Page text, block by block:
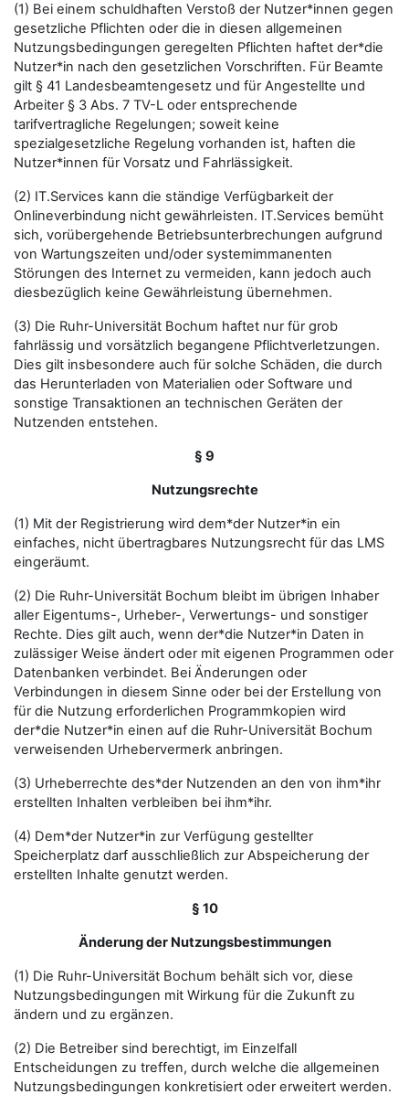
(1) Bei einem schuldhaften Verstoß der Nutzer*innen gegen
gesetzliche Pflichten oder die in diesen allgemeinen
Nutzungsbedingungen geregelten Pflichten haftet der*die
Nutzer*in nach den gesetzlichen Vorschriften. Für Beamte
gilt § 41 Landesbeamtengesetz und für Angestellte und
Arbeiter § 3 Abs. 7 TV-L oder entsprechende
tarifvertragliche Regelungen; soweit keine
spezialgesetzliche Regelung vorhanden ist, haften die
Nutzer*innen für Vorsatz und Fahrlässigkeit.
(2) IT.Services kann die ständige Verfügbarkeit der
Onlineverbindung nicht gewährleisten. IT.Services bemüht
sich, vorübergehende Betriebsunterbrechungen aufgrund
von Wartungszeiten und/oder systemimmanenten
Störungen des Internet zu vermeiden, kann jedoch auch
diesbezüglich keine Gewährleistung übernehmen.
(3) Die Ruhr-Universität Bochum haftet nur für grob
fahrlässig und vorsätzlich begangene Pflichtverletzungen.
Dies gilt insbesondere auch für solche Schäden, die durch
das Herunterladen von Materialien oder Software und
sonstige Transaktionen an technischen Geräten der
Nutzenden entstehen.
§ 9
Nutzungsrechte
(1) Mit der Registrierung wird dem*der Nutzer*in ein
einfaches, nicht übertragbares Nutzungsrecht für das LMS
eingeräumt.
(2) Die Ruhr-Universität Bochum bleibt im übrigen Inhaber
aller Eigentums-, Urheber-, Verwertungs- und sonstiger
Rechte. Dies gilt auch, wenn der*die Nutzer*in Daten in
zulässiger Weise ändert oder mit eigenen Programmen oder
Datenbanken verbindet. Bei Änderungen oder
Verbindungen in diesem Sinne oder bei der Erstellung von
für die Nutzung erforderlichen Programmkopien wird
der*die Nutzer*in einen auf die Ruhr-Universität Bochum
verweisenden Urhebervermerk anbringen.
(3) Urheberrechte des*der Nutzenden an den von ihm*ihr
erstellten Inhalten verbleiben bei ihm*ihr.
(4) Dem*der Nutzer*in zur Verfügung gestellter
Speicherplatz darf ausschließlich zur Abspeicherung der
erstellten Inhalte genutzt werden.
§ 10
Änderung der Nutzungsbestimmungen
(1) Die Ruhr-Universität Bochum behält sich vor, diese
Nutzungsbedingungen mit Wirkung für die Zukunft zu
ändern und zu ergänzen.
(2) Die Betreiber sind berechtigt, im Einzelfall
Entscheidungen zu treffen, durch welche die allgemeinen
Nutzungsbedingungen konkretisiert oder erweitert werden.